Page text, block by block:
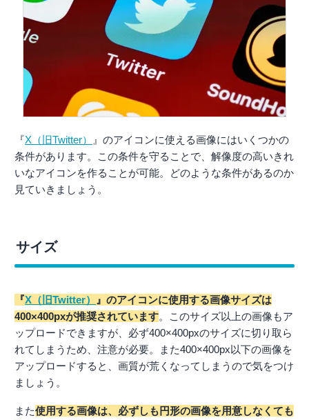
『X（旧Twitter）
』のアイコンに使える画像にはいくつかの
条件があります。この条件を守ることで、解像度の高いきれ
いなアイコンを作ることが可能。どのような条件があるのか
見ていきましょう。
サイズ
『X（旧Twitter） 』のアイコンに使用する画像サイズは
400×400pxが推奨されています。このサイズ以上の画像もア
ップロードできますが、必ず400×400pxのサイズに切り取ら
れてしまうため、注意が必要。また400×400px以下の画像を
アップロードすると、画質が荒くなってしまうので気をつけ
ましょう。
また使用する画像は、必ずしも円形の画像を用意しなくても